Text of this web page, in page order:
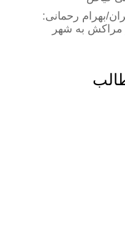
بهرام رحمانی:
مراکش به شهر